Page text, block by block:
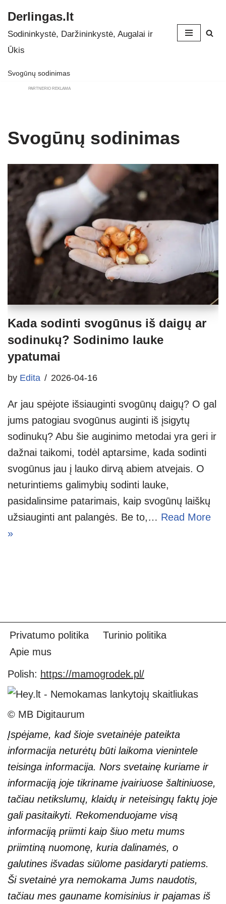
Skip
to
Derlingas.lt
Sodininkystė, Daržininkystė, Augalai ir
Ūkis
Svogūnų sodinimas
PARTNERIO REKLAMA
Svogūnų sodinimas
Kada sodinti svogūnus iš daigų ar
sodinukų? Sodinimo lauke
ypatumai
by Edita 2026-04-16
Ar jau spėjote išsiauginti svogūnų daigų? O gal
jums patogiau svogūnus auginti iš įsigytų
sodinukų? Abu šie auginimo metodai yra geri ir
dažnai taikomi, todėl aptarsime, kada sodinti
svogūnus jau į lauko dirvą abiem atvejais. O
neturintiems galimybių sodinti lauke,
pasidalinsime patarimais, kaip svogūnų laiškų
užsiauginti ant palangės. Be to,… Read More
»
Privatumo politika
Turinio politika
Apie mus
Polish: https://mamogrodek.pl/
© MB Digitaurum
Įspėjame, kad šioje svetainėje pateikta
informacija neturėtų būti laikoma vienintele
teisinga informacija. Nors svetainę kuriame ir
informaciją joje tikriname įvairiuose šaltiniuose,
tačiau netikslumų, klaidų ir neteisingų faktų joje
gali pasitaikyti. Rekomenduojame visą
informaciją priimti kaip šiuo metu mums
priimtiną nuomonę, kuria dalinamės, o
galutines išvadas siūlome pasidaryti patiems.
Ši svetainė yra nemokama Jums naudotis,
tačiau mes gauname komisinius ir pajamas iš